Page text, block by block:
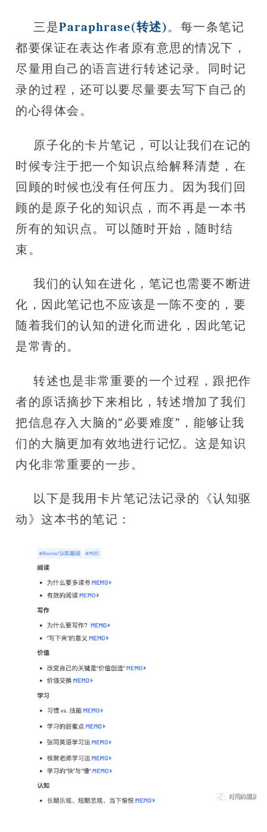
三是Paraphrase(转述)。每一条笔记
都要保证在表达作者原有意思的情况下，
尽量用自己的语言进行转述记录。同时记
录的过程，还可以要尽量要去写下自己的
的心得体会。
原子化的卡片笔记，可以让我们在记的
时候专注于把一个知识点给解释清楚，在
回顾的时候也没有任何压力。因为我们回
顾的是原子化的知识点，而不再是一本书
所有的知识点。可以随时开始，随时结
束。
我们的认知在进化，笔记也需要不断进
化，因此笔记也不应该是一陈不变的，要
随着我们的认知的进化而进化，因此笔记
是常青的。
转述也是非常重要的一个过程，跟把作
者的原话摘抄下来相比，转述增加了我们
把信息存入大脑的“必要难度”，能够让我
们的大脑更加有效地进行记忆。这是知识
内化非常重要的一步。
以下是我用卡片笔记法记录的《认知驱
动》这本书的笔记：